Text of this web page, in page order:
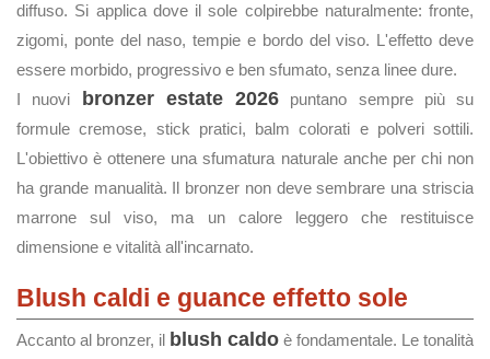
diffuso. Si applica dove il sole colpirebbe naturalmente: fronte,
zigomi, ponte del naso, tempie e bordo del viso. L'effetto deve
essere morbido, progressivo e ben sfumato, senza linee dure.
I nuovi
bronzer estate 2026 puntano sempre più su
formule cremose, stick pratici, balm colorati e polveri sottili.
L'obiettivo è ottenere una sfumatura naturale anche per chi non
ha grande manualità. Il bronzer non deve sembrare una striscia
marrone sul viso, ma un calore leggero che restituisce
dimensione e vitalità all'incarnato.
Blush caldi e guance effetto sole
Accanto al bronzer, il blush caldo è fondamentale. Le tonalità